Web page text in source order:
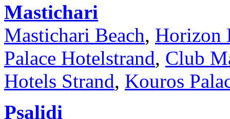
Mastichari
Mastichari Beach, Horizon
Palace Hotelstrand, Club
Hotels Strand, Kouros
Psalidi